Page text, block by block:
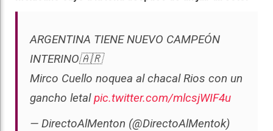
ARGENTINA TIENE NUEVO CAMPEÓN
INTERINO🇦🇷
Mirco Cuello noquea al chacal Rios con un
gancho letalpic.twitter.com/mlcsjWIF4u
— DirectoAlMenton (@DirectoAlMentok)